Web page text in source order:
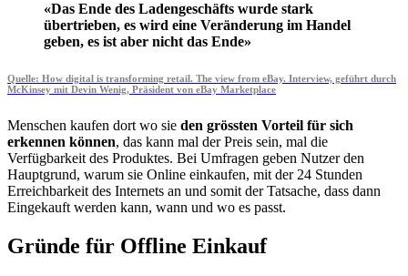
«Das Ende des Ladengeschäfts wurde stark
übertrieben, es wird eine Veränderung im Handel
geben, es ist aber nicht das Ende»
Quelle: How digital is transforming retail. The view from eBay. Interview, geführt durch
McKinsey mit Devin Wenig, Präsident von eBay Marketplace
Menschen kaufen dort wo sie den grössten Vorteil für sich
erkennen können, das kann mal der Preis sein, mal die
Verfügbarkeit des Produktes. Bei Umfragen geben Nutzer den
Hauptgrund, warum sie Online einkaufen, mit der 24 Stunden
Erreichbarkeit des Internets an und somit der Tatsache, dass dann
Eingekauft werden kann, wann und wo es passt.
Gründe für Offline Einkauf